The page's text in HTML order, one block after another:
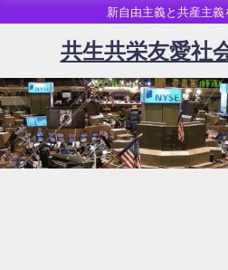
新自由主義と共産主
共生共栄友愛社